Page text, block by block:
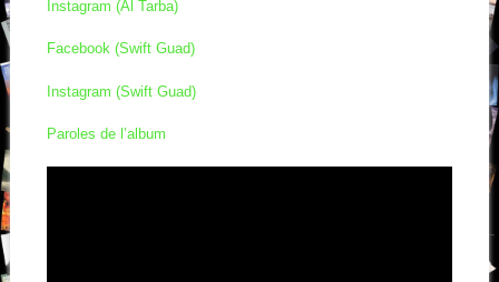
Instagram (Al Tarba)
Facebook (Swift Guad)
Instagram (Swift Guad)
Paroles de l’album